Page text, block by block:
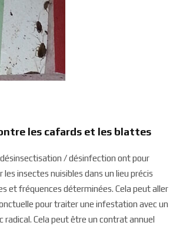
les cafards et les blattes
/ désinfection ont pour
insectes nuisibles dans un lieu précis
et fréquences déterminées. Cela peut aller
pour traiter une infestation avec un
radical. Cela peut être un contrat annuel